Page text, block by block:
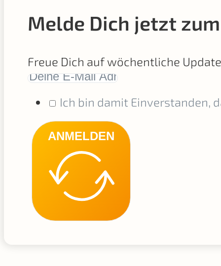
Melde Dich jetzt
Freue Dich auf wöchentliche
Ich bin damit Einverstanden,
ANMELDEN